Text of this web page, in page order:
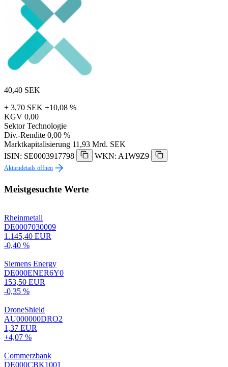
40,40 SEK
+ 3,70 SEK +10,08 %
KGV 0,00
Sektor Technologie
Div.-Rendite 0,00 %
Marktkapitalisierung 11,93 Mrd. SEK
ISIN: SE0003917798
WKN: A1W9Z9
Aktiendetails öffnen
Meistgesuchte Werte
Rheinmetall
DE0007030009
1.145,40 EUR
-0,40 %
Siemens Energy
DE000ENER6Y0
153,50 EUR
-0,35 %
DroneShield
AU000000DRO2
1,37 EUR
+4,07 %
Commerzbank
DE000CBK1001